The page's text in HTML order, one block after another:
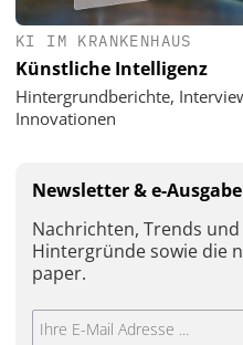
KI IM KRANKENHAUS
Künstliche Intelligenz
Hintergrundberichte,
Innovationen
Newsletter & e-Ausgabe
Nachrichten, Trends und
Hintergründe sowie die
paper.